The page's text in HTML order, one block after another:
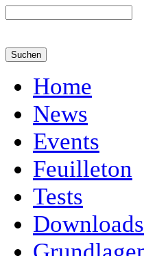
Home
News
Events
Feuilleton
Tests
Downloads